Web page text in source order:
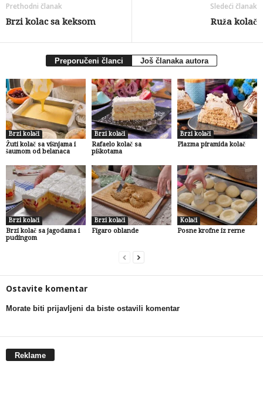
Prethodni članak
Brzi kolac sa keksom
Sledeći članak
Ruža kolač
Preporučeni članci Još članaka autora
Brzi kolači
Žuti kolač sa višnjama i
šaumom od belanaca
Brzi kolači
Rafaelo kolač sa
piškotama
Brzi kolači
Plazma piramida kolač
Brzi kolači
Brzi kolač sa jagodama i
pudingom
Brzi kolači
Figaro oblande
Kolači
Posne krofne iz rerne
Ostavite komentar
Morate biti prijavljeni da biste ostavili komentar
Reklame